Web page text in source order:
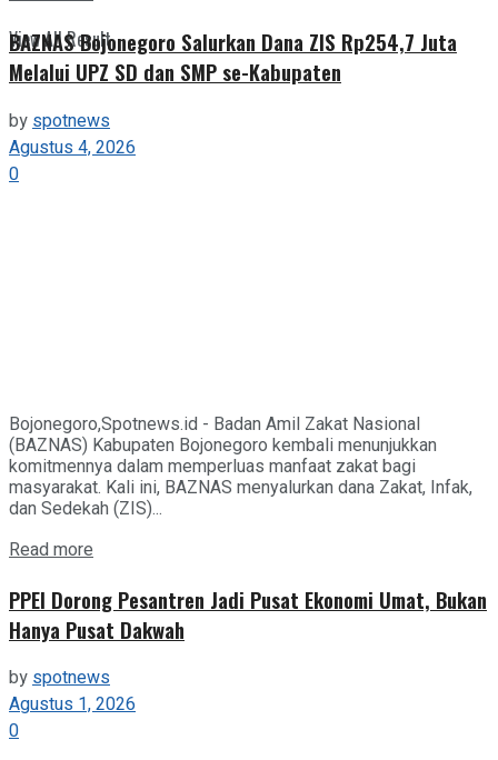
View All Result
BAZNAS Bojonegoro Salurkan Dana ZIS Rp254,7 Juta
Melalui UPZ SD dan SMP se-Kabupaten
byspotnews
Agustus 4, 2026
0
Bojonegoro,Spotnews.id - Badan Amil Zakat Nasional
(BAZNAS) Kabupaten Bojonegoro kembali menunjukkan
komitmennya dalam memperluas manfaat zakat bagi
masyarakat. Kali ini, BAZNAS menyalurkan dana Zakat, Infak,
dan Sedekah (ZIS)...
Read more
PPEI Dorong Pesantren Jadi Pusat Ekonomi Umat, Bukan
Hanya Pusat Dakwah
byspotnews
Agustus 1, 2026
0